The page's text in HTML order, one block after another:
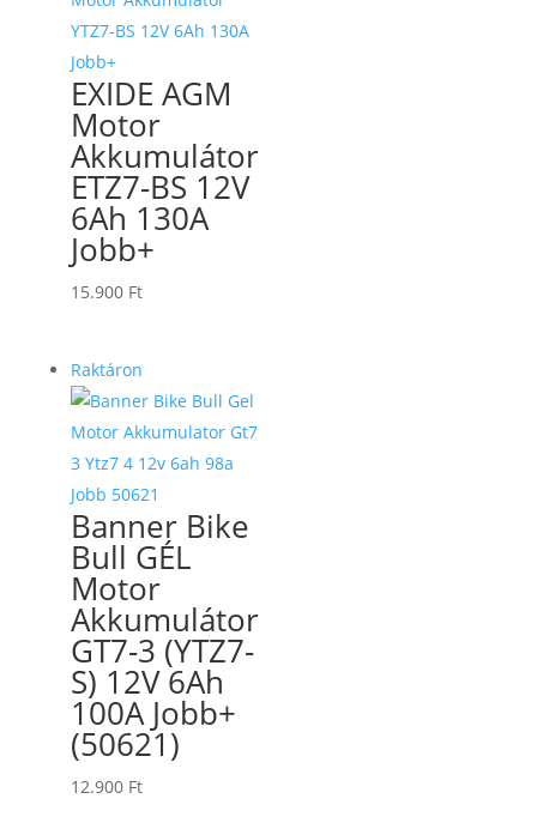
EXIDE AGM
Motor
Akkumulátor
ETZ7-BS 12V
6Ah 130A
Jobb+
15.900 Ft
Raktáron
Banner Bike
Bull GÉL
Motor
Akkumulátor
GT7-3 (YTZ7-
S) 12V 6Ah
100A Jobb+
(50621)
12.900 Ft